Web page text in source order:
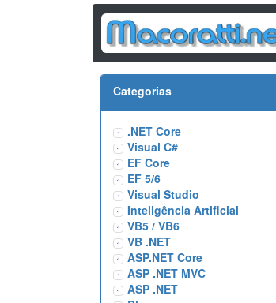
Categorias
.NET Core
Visual C#
EF Core
EF 5/6
Visual Studio
Inteligência Artificial
VB5 / VB6
VB .NET
ASP.NET Core
ASP .NET MVC
ASP .NET